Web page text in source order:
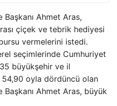
Ahmet Aras,
çiçek ve tebrik hediyesi
vermelerini istedi.
seçimlerinde Cumhuriyet
büyükşehir ve il
54,90 oyla dördüncü olan
Ahmet Aras, büyük